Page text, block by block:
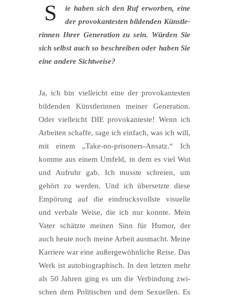
S
ie haben sich den Ruf erwor­ben, eine
der pro­vo­kan­tes­ten bil­den­den Künst­le­
rin­nen Ihrer Gene­ra­ti­on zu sein. Wür­den Sie
sich selbst auch so beschrei­ben oder haben Sie
eine ande­re Sichtweise?
Ja, ich bin viel­leicht eine der pro­vo­kan­tes­ten
bil­den­den Künst­le­rin­nen mei­ner Gene­ra­ti­on.
Oder viel­leicht DIE pro­vo­kan­tes­te! Wenn ich
Arbei­ten schaf­fe, sage ich ein­fach, was ich will,
mit einem „Take-no-pri­soners-Ansatz.“ Ich
kom­me aus einem Umfeld, in dem es viel Wut
und Auf­ruhr gab. Ich muss­te schrei­en, um
gehört zu wer­den. Und ich über­setz­te die­se
Empö­rung auf die ein­drucks­volls­te visu­el­le
und ver­ba­le Wei­se, die ich nur konn­te. Mein
Vater schätz­te mei­nen Sinn für Humor, der
auch heu­te noch mei­ne Arbeit aus­macht. Mei­ne
Kar­rie­re war eine außer­ge­wöhn­li­che Rei­se. Das
Werk ist auto­bio­gra­phisch. In den letz­ten mehr
als 50 Jah­ren ging es um die Ver­bin­dung zwi­
schen dem Poli­ti­schen und dem Sexu­el­len. Es